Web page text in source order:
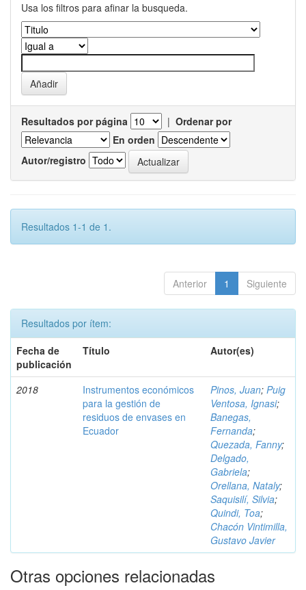
Usa los filtros para afinar la busqueda.
Resultados por página | Ordenar por
En orden
Autor/registro
Resultados 1-1 de 1.
Anterior 1 Siguiente
Resultados por ítem:
Fecha de
publicación
Título Autor(es)
2018
Instrumentos económicos
para la gestión de
residuos de envases en
Ecuador
Pinos, Juan; Puig
Ventosa, Ignasi;
Banegas,
Fernanda;
Quezada, Fanny;
Delgado,
Gabriela;
Orellana, Nataly;
Saquisilí, Silvia;
Quindi, Toa;
Chacón Vintimilla,
Gustavo Javier
Otras opciones relacionadas